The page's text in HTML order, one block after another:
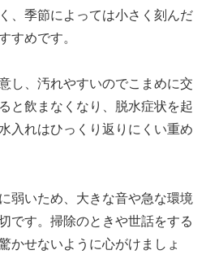
、季節によっては小さく刻んだ
すめです。
し、汚れやすいのでこまめに交
と飲まなくなり、脱水症状を起
入れはひっくり返りにくい重め
弱いため、大きな音や急な環境
です。掃除のときや世話をする
かせないように心がけましょ